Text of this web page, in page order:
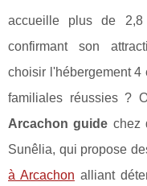
accueille plus de 2,8
confirmant son
choisir l'hébergement 4
familiales réussies ?
Arcachon guide chez
Sunêlia, qui propose
à Arcachon alliant